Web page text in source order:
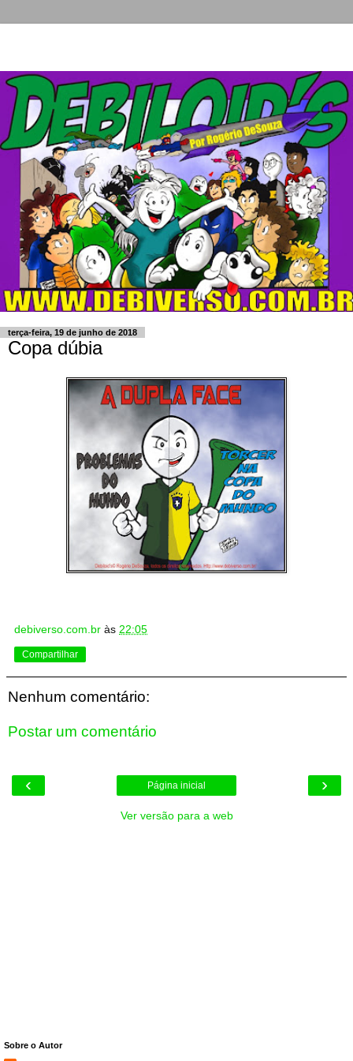
terça-feira, 19 de junho de 2018
Copa dúbia
debiverso.com.br às 22:05
Compartilhar
Nenhum comentário:
Postar um comentário
‹ ›
Página inicial
Ver versão para a web
Sobre o Autor